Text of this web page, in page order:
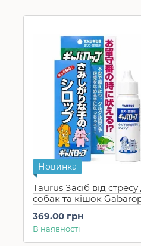
Новинка
Taurus Засіб від стресу
собак та кішок
369.00 грн
В наявності